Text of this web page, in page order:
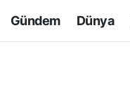
Gündem Dünya
Dünya
Tüm Manşetler